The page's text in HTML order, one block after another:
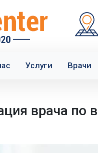
Услуги Врачи
врача по